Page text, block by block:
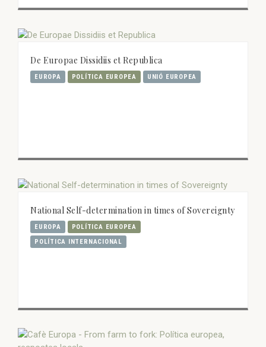
De Europae Dissidiis et Republica
EUROPA POLÍTICA EUROPEA UNIÓ EUROPEA
National Self-determination in times of Sovereignty
EUROPA
POLÍTICA EUROPEA
POLÍTICA INTERNACIONAL